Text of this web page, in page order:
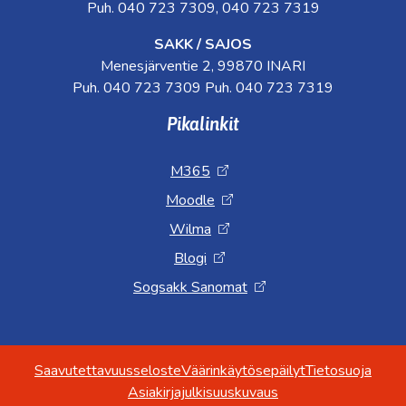
Puh. 040 723 7309, 040 723 7319
SAKK / SAJOS
Menesjärventie 2, 99870 INARI
Puh. 040 723 7309 Puh. 040 723 7319
Pikalinkit
M365
Moodle
Wilma
Blogi
Sogsakk Sanomat
SaavutettavuusselosteVäärinkäytösepäilytTietosuoja
Asiakirjajulkisuuskuvaus